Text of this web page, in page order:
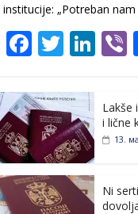
institucije: „Potreban nam
F
e
b
o
o
k
T
itt
er
Li
e
dI
Lakše
i lične
13.
Ni